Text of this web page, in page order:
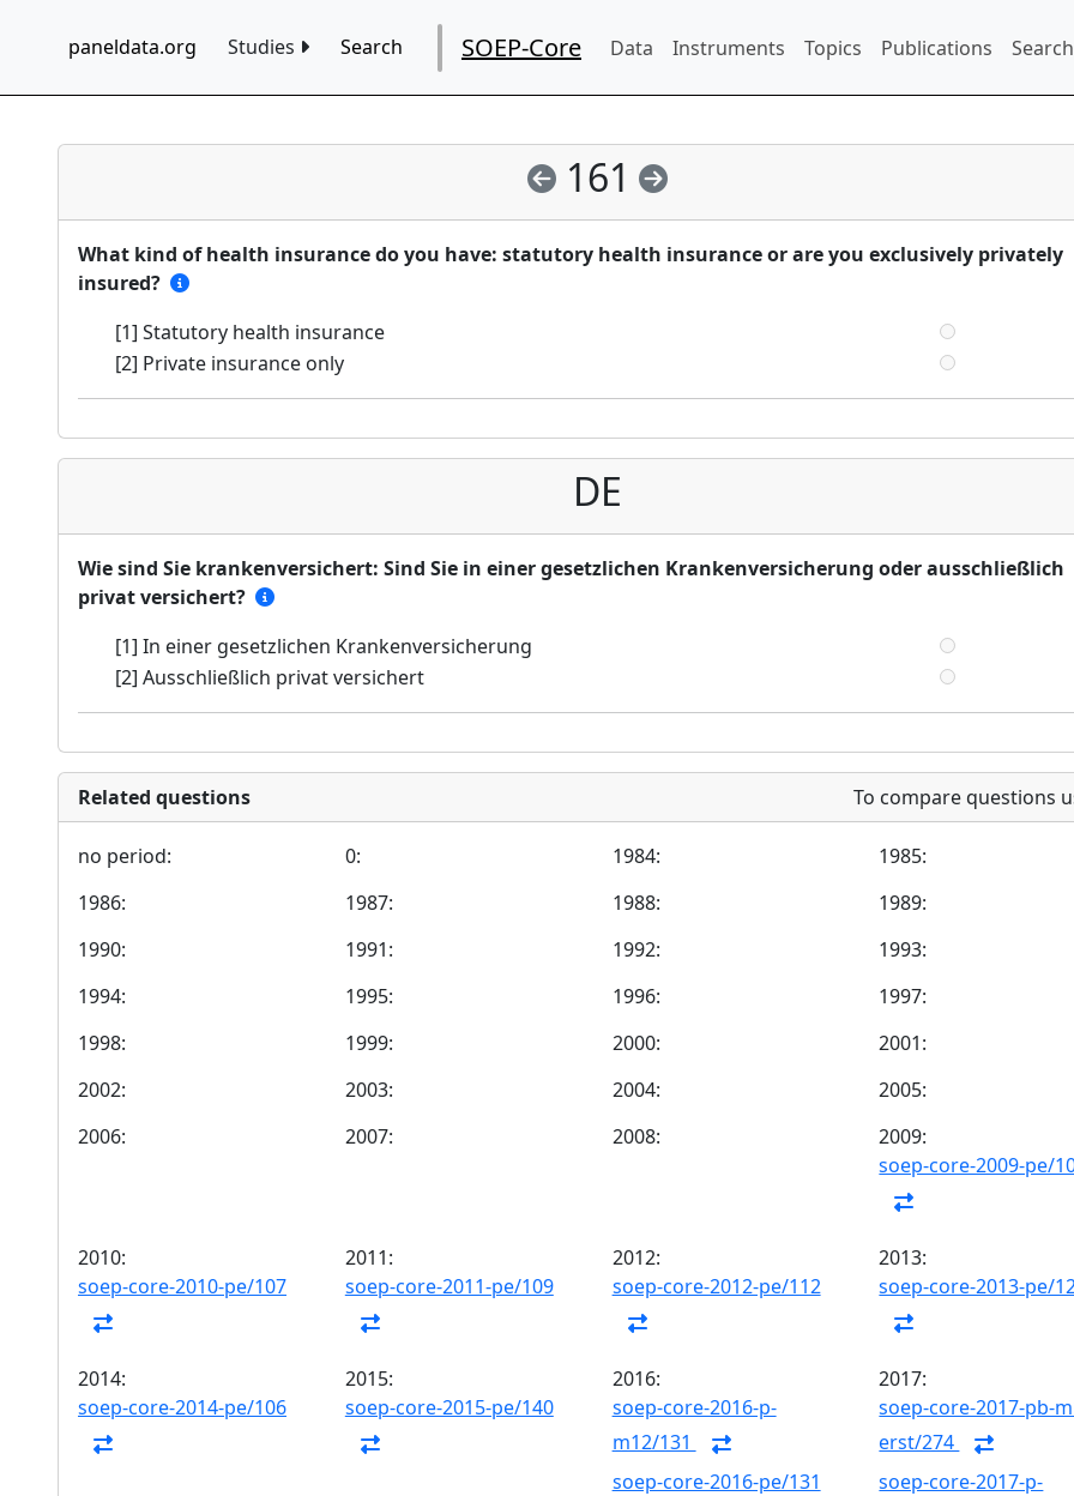
paneldata.org Studies Search SOEP-Core Data Instruments Topics Publications
161
What kind of health insurance do you have: statutory health insurance or are you exclusively privately
insured?
[1] Statutory health insurance
[2] Private insurance only
DE
Wie sind Sie krankenversichert: Sind Sie in einer gesetzlichen Krankenversicherung oder ausschließlich
privat versichert?
[1] In einer gesetzlichen Krankenversicherung
[2] Ausschließlich privat versichert
Related questions To compare questions
no period: 0: 1984:
1985:
1986:
1987: 1988:
1989:
1990:
1991: 1992:
1993:
1994:
1995: 1996:
1997:
1998:
1999: 2000:
2001:
2002:
2003: 2004:
2005:
2006:
2007: 2008:
2009:
soep-core-2009-pe/
2010:
soep-core-2010-pe/107
2011:
soep-core-2011-pe/109
2012:
soep-core-2012-pe/112
2013:
soep-core-2013-pe/
2014:
soep-core-2014-pe/106
2015:
soep-core-2015-pe/140
2016:
soep-core-2016-p-
m12/131
soep-core-2016-pe/131
2017:
soep-core-2017-pb-
erst/274
soep-core-2017-p-